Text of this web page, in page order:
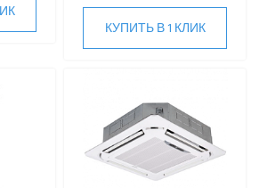
КУПИТЬ В 1 КЛИК